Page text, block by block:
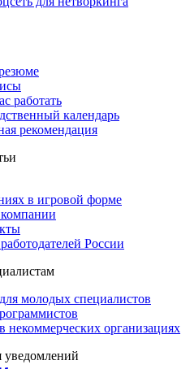
работать
календарь
рекомендация
в игровой форме
России
молодых специалистов
некоммерческих организациях
уведомлений